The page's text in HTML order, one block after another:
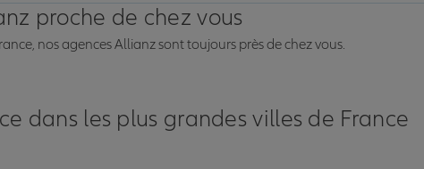
proche de chez vous
nos agences Allianz sont toujours près de chez vous.
dans les plus grandes villes de France